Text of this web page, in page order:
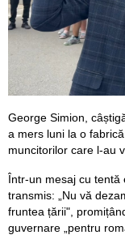
George Simion,
a mers luni la o
muncitorilor care l-au
Într-un mesaj cu tentă
transmis: „Nu vă
fruntea țării",
guvernare „pentru